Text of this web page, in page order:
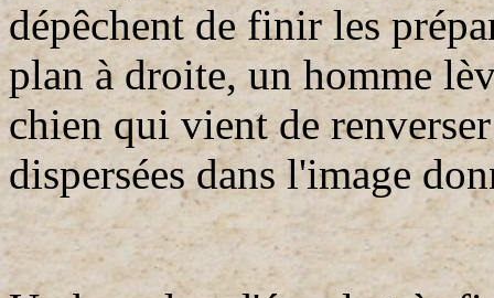
dépêchent de finir les
plan à droite, un homme
chien qui vient de
dispersées dans l'image